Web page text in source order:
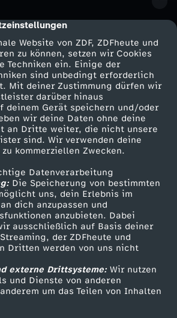
Website von ZDF, ZDFheute und
zu können, setzen wir Cookies
Techniken ein. Einige der
sind unbedingt erforderlich
Mit deiner Zustimmung dürfen wir
darüber hinaus
deinem Gerät speichern und/oder
wir deine Daten ohne deine
an Dritte weiter, die nicht unsere
sind. Wir verwenden deine
kommerziellen Zwecken.
Datenverarbeitung
Die Speicherung von bestimmten
uns, dein Erlebnis im
dich anzupassen und
anzubieten. Dabei
ausschließlich auf Basis deiner
der ZDFheute und
Dritten werden von uns nicht
externe Drittsysteme:Wir nutzen
und Dienste von anderen
um das Teilen von Inhalten
Service
ZDFmitreden
Kontakt zum ZDF
Tickets
Zuschauerservice
Hilfe